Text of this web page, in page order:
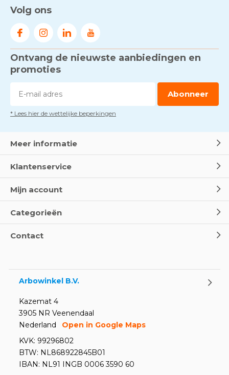
Volg ons
Ontvang de nieuwste aanbiedingen en
promoties
Abonneer
* Lees hier de wettelijke beperkingen
Meer informatie
Klantenservice
Mijn account
Categorieën
Contact
Arbowinkel B.V.
Kazemat 4
3905 NR Veenendaal
Nederland
Open in Google Maps
KVK: 99296802
BTW: NL868922845B01
IBAN: NL91 INGB 0006 3590 60